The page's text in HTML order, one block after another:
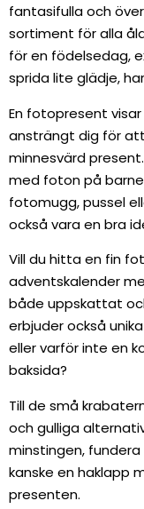
fantasifulla och
sortiment för alla
för en födelsedag,
sprida lite glädje,
En fotopresent
ansträngt dig för
minnesvärd
med foton på
fotomugg, pussel
också vara en bra
Vill du hitta en fin
adventskalender
både uppskattat
erbjuder också
eller varför inte en
baksida?
Till de små
och gulliga
minstingen,
kanske en haklapp
presenten.